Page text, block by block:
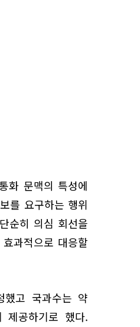
화 문맥의 특성에
를 요구하는 행위
순히 의심 회선을
과적으로 대응할
했고 국과수는 약
제공하기로 했다.